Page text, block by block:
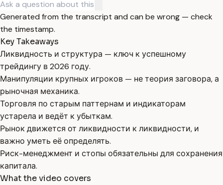
Generated from the transcript and can be wrong — check
the timestamp.
Key Takeaways
Ликвидность и структура — ключ к успешному
трейдингу в 2026 году.
Манипуляции крупных игроков — не теория заговора, а
рыночная механика.
Торговля по старым паттернам и индикаторам
устарела и ведёт к убыткам.
Рынок движется от ликвидности к ликвидности, и
важно уметь её определять.
Риск-менеджмент и стопы обязательны для сохранения
капитала.
What the video covers